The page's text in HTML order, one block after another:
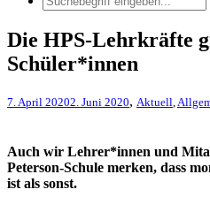
Die HPS-Lehrkräfte
Schüler*innen
7. April 20202. Juni 2020, Aktuell
Auch wir Lehrer*innen und
Peterson-Schule merken, dass
ist als sonst.